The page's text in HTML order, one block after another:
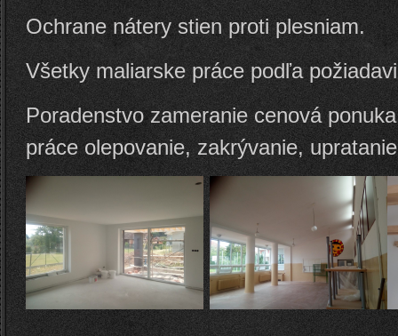
Ochrane nátery stien proti plesniam.
Všetky maliarske práce podľa
Poradenstvo zameranie cenová
práce olepovanie, zakrývanie,